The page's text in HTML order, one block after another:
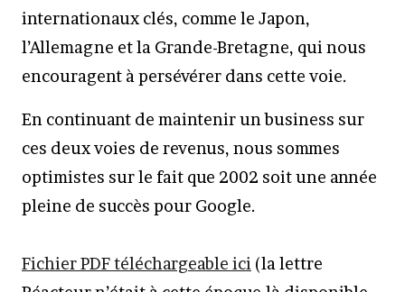
internationaux clés, comme le Japon,
l’Allemagne et la Grande-Bretagne, qui nous
encouragent à persévérer dans cette voie.
En continuant de maintenir un business sur
ces deux voies de revenus, nous sommes
optimistes sur le fait que 2002 soit une année
pleine de succès pour Google.
Fichier PDF téléchargeable ici (la lettre